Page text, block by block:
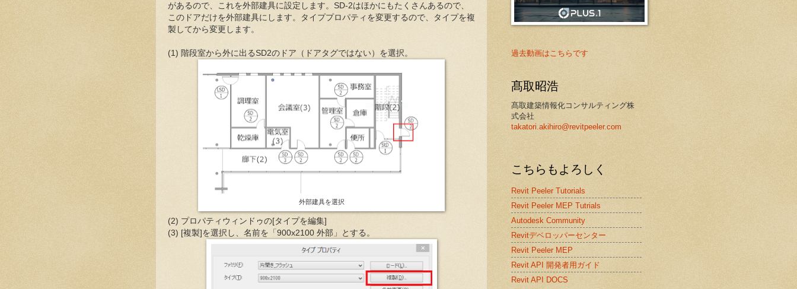
があるので、これを外部建具に設定します。SD-2はほかにもたくさんあるので、
このドアだけを外部建具にします。タイププロパティを変更するので、タイプを複
製してから変更します。
(1) 階段室から外に出るSD2のドア（ドアタグではない）を選択。
外部建具を選択
(2) プロパティウィンドゥの[タイプを編集]
(3) [複製]を選択し、名前を「900x2100 外部」とする。
過去動画はこちらです
髙取昭浩
髙取建築情報化コンサルティング株
式会社
takatori.akihiro@revitpeeler.com
こちらもよろしく
Revit Peeler Tutorials
Revit Peeler MEP Tutrials
Autodesk Community
Revitデベロッパーセンター
Revit Peeler MEP
Revit API 開発者用ガイド
Revit API DOCS